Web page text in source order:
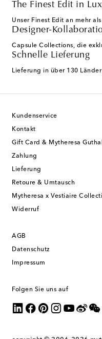
The Finest Edit in
Unser Finest Edit an mehr
Designer-
Capsule Collections, die
Schnelle Lieferung
Lieferung in über 130 Länder
Kundenservice
Kontakt
Gift Card & Mytheresa
Zahlung
Lieferung
Retoure & Umtausch
Mytheresa x Vestiaire
Widerruf
AGB
Datenschutz
Impressum
Folgen Sie uns auf